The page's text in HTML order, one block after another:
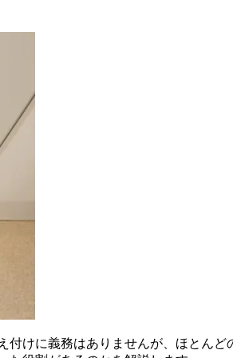
けに義務はありませんが、ほとん